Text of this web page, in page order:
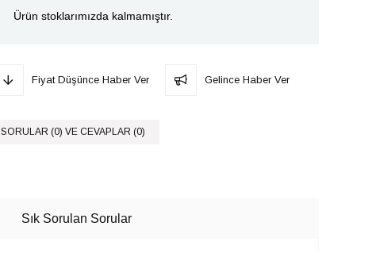
Ürün stoklarımızda kalmamıştır.
Fiyat Düşünce Haber Ver Gelince Haber Ver
SORULAR (0) VE CEVAPLAR (0)
Sık Sorulan Sorular